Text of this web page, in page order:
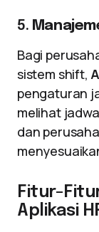
5.
Bagi
sistem shift,
pengaturan
melihat
dan
Fitur-
Aplikasi